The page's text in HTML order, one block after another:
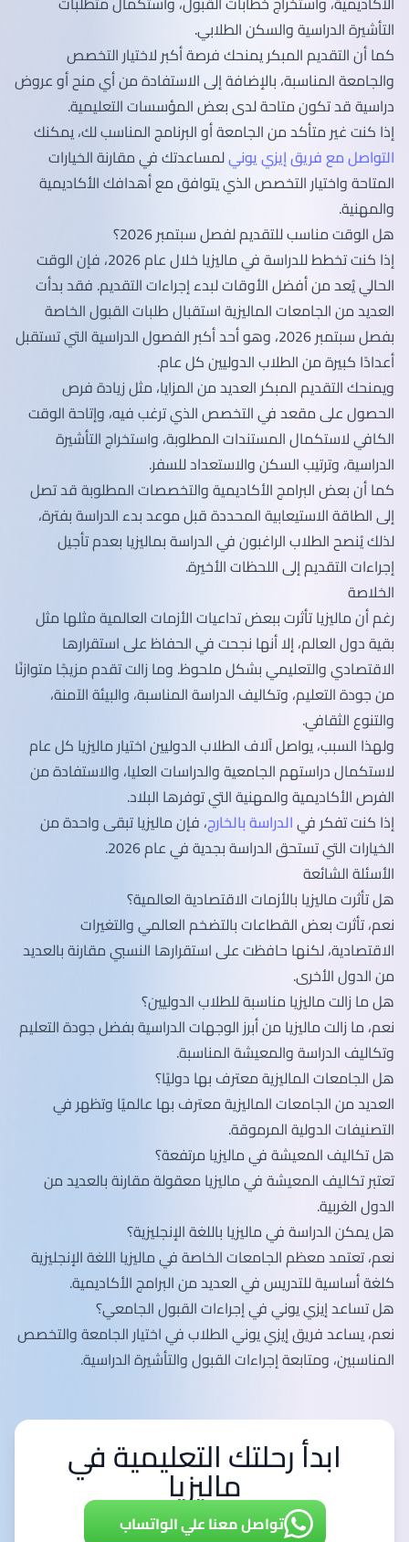
التأشيرة الدراسية والسكن الطلابي.
كما أن التقديم المبكر يمنحك فرصة أكبر لاختيار التخصص
والجامعة المناسبة، بالإضافة إلى الاستفادة من أي منح أو عروض
دراسية قد تكون متاحة لدى بعض المؤسسات التعليمية.
إذا كنت غير متأكد من الجامعة أو البرنامج المناسب لك، يمكنك
التواصل مع فريق إيزي يونيلمساعدتك في مقارنة الخيارات
المتاحة واختيار التخصص الذي يتوافق مع أهدافك الأكاديمية
والمهنية.
هل الوقت مناسب للتقديم لفصل سبتمبر 2026؟
إذا كنت تخطط للدراسة في ماليزيا خلال عام 2026، فإن الوقت
الحالي يُعد من أفضل الأوقات لبدء إجراءات التقديم. فقد بدأت
العديد من الجامعات الماليزية استقبال طلبات القبول الخاصة
بفصل سبتمبر 2026، وهو أحد أكبر الفصول الدراسية التي تستقبل
أعدادًا كبيرة من الطلاب الدوليين كل عام.
ويمنحك التقديم المبكر العديد من المزايا، مثل زيادة فرص
الحصول على مقعد في التخصص الذي ترغب فيه، وإتاحة الوقت
الكافي لاستكمال المستندات المطلوبة، واستخراج التأشيرة
الدراسية، وترتيب السكن والاستعداد للسفر.
كما أن بعض البرامج الأكاديمية والتخصصات المطلوبة قد تصل
إلى الطاقة الاستيعابية المحددة قبل موعد بدء الدراسة بفترة،
لذلك يُنصح الطلاب الراغبون في الدراسة بماليزيا بعدم تأجيل
إجراءات التقديم إلى اللحظات الأخيرة.
الخلاصة
رغم أن ماليزيا تأثرت ببعض تداعيات الأزمات العالمية مثلها مثل
بقية دول العالم، إلا أنها نجحت في الحفاظ على استقرارها
الاقتصادي والتعليمي بشكل ملحوظ. وما زالت تقدم مزيجًا متوازنًا
من جودة التعليم، وتكاليف الدراسة المناسبة، والبيئة الآمنة،
والتنوع الثقافي.
ولهذا السبب، يواصل آلاف الطلاب الدوليين اختيار ماليزيا كل عام
لاستكمال دراستهم الجامعية والدراسات العليا، والاستفادة من
الفرص الأكاديمية والمهنية التي توفرها البلاد.
إذا كنت تفكر فيالدراسة بالخارج، فإن ماليزيا تبقى واحدة من
الخيارات التي تستحق الدراسة بجدية في عام 2026.
الأسئلة الشائعة
هل تأثرت ماليزيا بالأزمات الاقتصادية العالمية؟
نعم، تأثرت بعض القطاعات بالتضخم العالمي والتغيرات
الاقتصادية، لكنها حافظت على استقرارها النسبي مقارنة بالعديد
من الدول الأخرى.
هل ما زالت ماليزيا مناسبة للطلاب الدوليين؟
نعم، ما زالت ماليزيا من أبرز الوجهات الدراسية بفضل جودة التعليم
وتكاليف الدراسة والمعيشة المناسبة.
هل الجامعات الماليزية معترف بها دوليًا؟
العديد من الجامعات الماليزية معترف بها عالميًا وتظهر في
التصنيفات الدولية المرموقة.
هل تكاليف المعيشة في ماليزيا مرتفعة؟
تعتبر تكاليف المعيشة في ماليزيا معقولة مقارنة بالعديد من
الدول الغربية.
هل يمكن الدراسة في ماليزيا باللغة الإنجليزية؟
نعم، تعتمد معظم الجامعات الخاصة في ماليزيا اللغة الإنجليزية
كلغة أساسية للتدريس في العديد من البرامج الأكاديمية.
هل تساعد إيزي يوني في إجراءات القبول الجامعي؟
نعم، يساعد فريق إيزي يوني الطلاب في اختيار الجامعة والتخصص
المناسبين، ومتابعة إجراءات القبول والتأشيرة الدراسية.
ابدأ رحلتك التعليمية في
ماليزيا
تواصل معنا علي الواتساب